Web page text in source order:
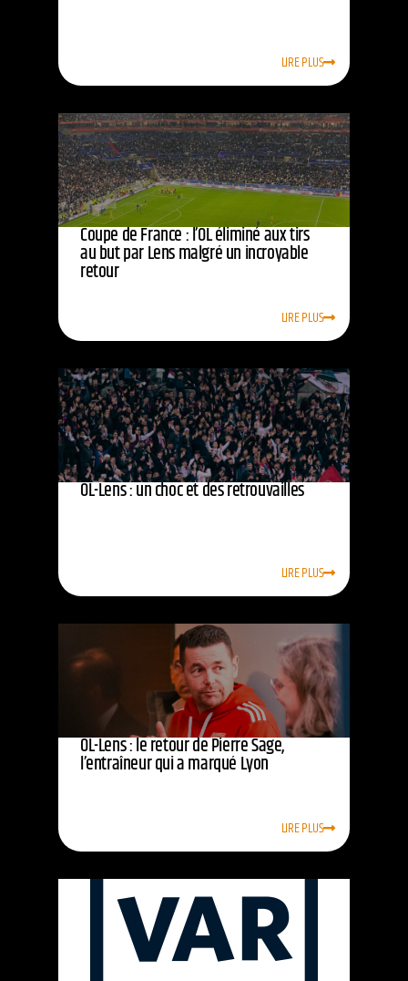
LIRE PLUS
Coupe de France : l’OL éliminé aux tirs
au but par Lens malgré un incroyable
retour
LIRE PLUS
OL-Lens : un choc et des retrouvailles
LIRE PLUS
OL-Lens : le retour de Pierre Sage,
l’entraîneur qui a marqué Lyon
LIRE PLUS